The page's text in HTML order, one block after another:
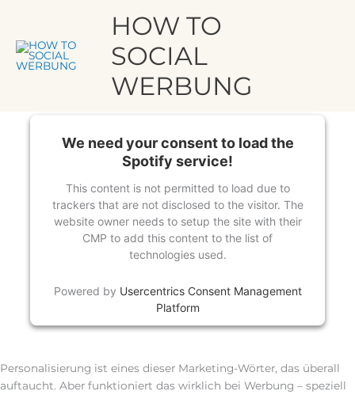
springen
HOW TO
SOCIAL
WERBUNG
Füngerlings | How to Social Werbung
vonDorothea Stasch
We need your consent to load the
Spotify service!
This content is not permitted to load due to
trackers that are not disclosed to the visitor. The
website owner needs to setup the site with their
CMP to add this content to the list of
technologies used.
Powered by Usercentrics Consent Management
Platform
Personalisierung ist eines dieser Marketing-Wörter, das überall
auftaucht. Aber funktioniert das wirklich bei Werbung – speziell